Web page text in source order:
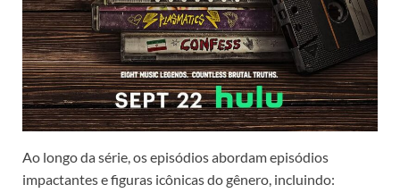
Ao longo da série, os episódios abordam episódios
impactantes e figuras icônicas do gênero, incluindo: